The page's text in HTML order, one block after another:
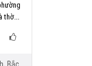
thờ...